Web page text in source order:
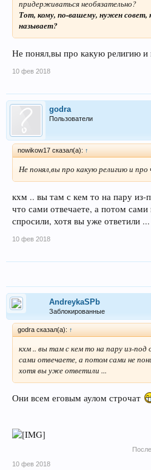
придерживаться необязательно?
Тот, кому, по-вашему, нужен совет,
называет?
Не понял,вы про какую религию и
10 фев 2018
godra
Пользователи
nowikow17 сказал(а): ↑
Не понял,вы про какую религию и про
кхм .. вы там с кем то на пару из-
что сами отвечаете, а потом
спросили, хотя вы уже ответили ...
10 фев 2018
AndreykaSPb
Заблокированные
godra сказал(а): ↑
кхм .. вы там с кем то на пару из-под
сами отвечаете, а потом сами не
хотя вы уже ответили ...
Они всем еговым аулом строчат
10 фев 2018